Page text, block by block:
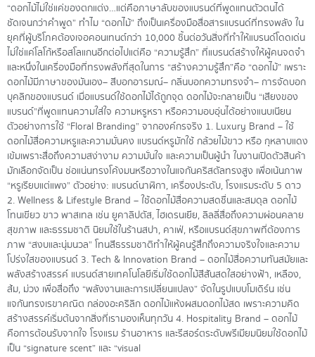
“ดอกไม้ไม่ใช่แค่ของตกแต่ง…แต่คือภาษาลับของแบรนด์ที่พูดแทนตัวตนได้
ชัดเจนกว่าคำพูด” ทำไม “ดอกไม้” ถึงเป็นเครื่องมือสื่อสารแบรนด์ที่ทรงพลัง ใน
ยุคที่ผู้บริโภคต้องเจอคอนเทนต์กว่า 10,000 ชิ้นต่อวันสิ่งที่ทำให้แบรนด์โดดเด่น
ไม่ใช่แค่โลโก้หรือสโลแกนอีกต่อไปแต่คือ “ความรู้สึก” ที่แบรนด์สร้างให้ผู้คนจดจำ
และหนึ่งในเครื่องมือที่ทรงพลังที่สุดในการ “สร้างความรู้สึก”คือ “ดอกไม้” เพราะ
ดอกไม้มีภาษาของมันเอง– สีบอกอารมณ์– กลิ่นบอกความทรงจำ– การจัดบอก
บุคลิกของแบรนด์ เมื่อแบรนด์ใช้ดอกไม้ได้ถูกจุด ดอกไม้จะกลายเป็น “เสียงของ
แบรนด์”ที่พูดแทนความใส่ใจ ความหรูหรา หรือความอบอุ่นได้อย่างแนบเนียน
ตัวอย่างการใช้ “Floral Branding” จากองค์กรจริง 1. Luxury Brand – ใช้
ดอกไม้สื่อความหรูและความมั่นคง แบรนด์หรูมักใช้ กล้วยไม้ขาว หรือ กุหลาบแดง
เข้มเพราะสื่อถึงความสง่างาม ความมั่นใจ และความเป็นผู้นำ ในงานเปิดตัวสินค้า
มักเลือกจัดเป็น ช่อแน่นทรงโค้งมนหรือวางในแจกันคริสตัลทรงสูง เพื่อเน้นภาพ
“หรูเรียบแต่แพง” ตัวอย่าง: แบรนด์นาฬิกา, เครื่องประดับ, โรงแรมระดับ 5 ดาว
2. Wellness & Lifestyle Brand – ใช้ดอกไม้สื่อความสดชื่นและสมดุล ดอกไม้
โทนเขียว ขาว พาสเทล เช่น ยูคาลิปตัส, ไฮเดรนเยีย, ลิลลี่สื่อถึงความผ่อนคลาย
สุขภาพ และธรรมชาติ นิยมใช้ในร้านสปา, คาเฟ่, หรือแบรนด์สุขภาพที่ต้องการ
ภาพ “สงบและนุ่มนวล” โทนสีธรรมชาติทำให้ผู้คนรู้สึกถึงความจริงใจและความ
โปร่งใสของแบรนด์ 3. Tech & Innovation Brand – ดอกไม้สื่อความทันสมัยและ
พลังสร้างสรรค์ แบรนด์สายเทคโนโลยีเริ่มใช้ดอกไม้สีสันสดใสอย่างฟ้า, เหลือง,
ส้ม, ม่วง เพื่อสื่อถึง “พลังงานและการเปลี่ยนแปลง” จัดในรูปแบบโมเดิร์น เช่น
แจกันทรงเรขาคณิต กล่องอะคริลิก ดอกไม้แห้งผสมดอกไม้สด เพราะความคิด
สร้างสรรค์เริ่มต้นจากสิ่งที่เรามองเห็นทุกวัน 4. Hospitality Brand – ดอกไม้
คือการต้อนรับจากใจ โรงแรม ร้านอาหาร และรีสอร์ตระดับพรีเมียมนิยมใช้ดอกไม้
เป็น “signature scent” และ “visual